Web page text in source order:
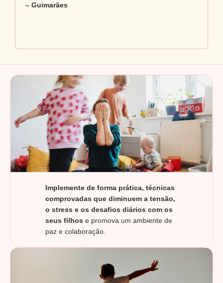
– Guimarães
Implemente de forma prática, técnicas
comprovadas que diminuem a tensão,
o stress e os desafios diários com os
seus filhos e promova um ambiente de
paz e colaboração.